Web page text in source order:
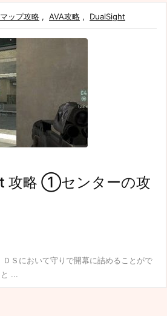
ップ攻略 , AVA攻略 , DualSight
攻略 ①センターの攻
Ｓにおいて守りで開幕に詰めることがで
...